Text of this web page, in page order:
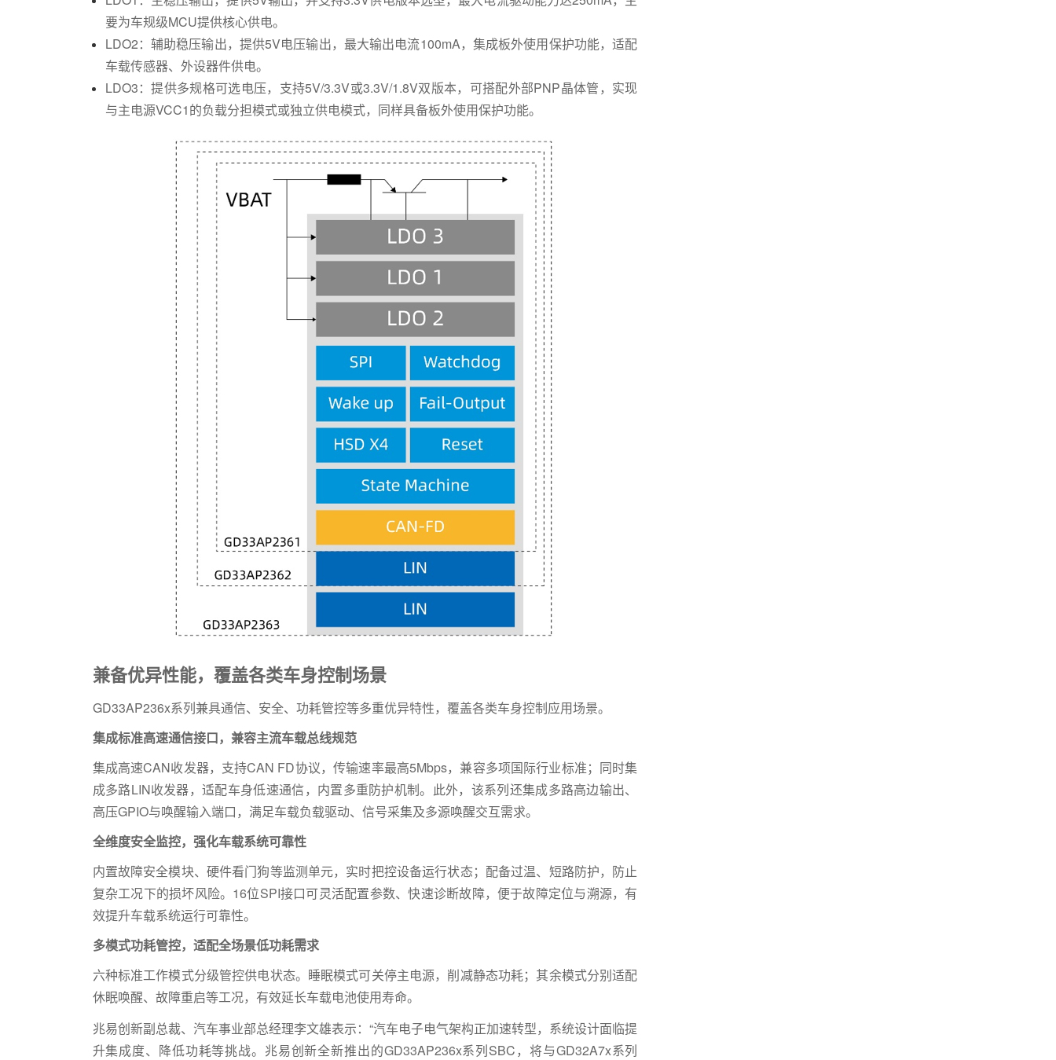
要为车规级MCU提供核心供电。
LDO2：辅助稳压输出，提供5V电压输出，最大输出电流100mA，集成板外使用保护功能，适配
车载传感器、外设器件供电。
LDO3：提供多规格可选电压，支持5V/3.3V或3.3V/1.8V双版本，可搭配外部PNP晶体管，实现
与主电源VCC1的负载分担模式或独立供电模式，同样具备板外使用保护功能。
兼备优异性能，覆盖各类车身控制场景
GD33AP236x系列兼具通信、安全、功耗管控等多重优异特性，覆盖各类车身控制应用场景。
集成标准高速通信接口，兼容主流车载总线规范
集成高速CAN收发器，支持CAN FD协议，传输速率最高5Mbps，兼容多项国际行业标准；同时集
成多路LIN收发器，适配车身低速通信，内置多重防护机制。此外，该系列还集成多路高边输出、
高压GPIO与唤醒输入端口，满足车载负载驱动、信号采集及多源唤醒交互需求。
全维度安全监控，强化车载系统可靠性
内置故障安全模块、硬件看门狗等监测单元，实时把控设备运行状态；配备过温、短路防护，防止
复杂工况下的损坏风险。16位SPI接口可灵活配置参数、快速诊断故障，便于故障定位与溯源，有
效提升车载系统运行可靠性。
多模式功耗管控，适配全场景低功耗需求
六种标准工作模式分级管控供电状态。睡眠模式可关停主电源，削减静态功耗；其余模式分别适配
休眠唤醒、故障重启等工况，有效延长车载电池使用寿命。
兆易创新副总裁、汽车事业部总经理李文雄表示：“汽车电子电气架构正加速转型，系统设计面临提
升集成度、降低功耗等挑战。兆易创新全新推出的GD33AP236x系列SBC，将与GD32A7x系列